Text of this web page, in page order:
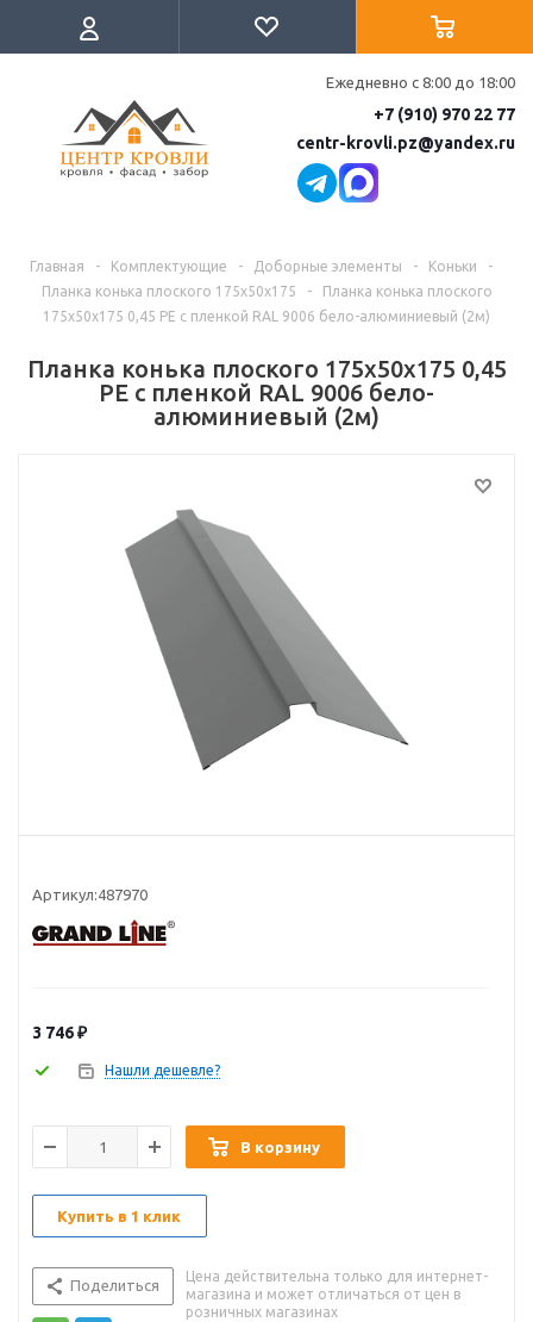
Ежедневно с 8:00 до 18:00
+7 (910) 970 22 77
centr-krovli.pz@yandex.ru
Главная - Комплектующие - Доборные элементы - Коньки
-
Планка конька плоского 175х50х175
-
Планка конька плоского
175х50х175 0,45 PE с пленкой RAL 9006 бело-алюминиевый (2м)
Планка конька плоского 175х50х175 0,45
PE с пленкой RAL 9006 бело-
алюминиевый (2м)
Артикул:487970
3 746₽
Нашли дешевле?
В корзину
Купить в 1 клик
Поделиться
Цена действительна только для интернет-
магазина и может отличаться от цен в
розничных магазинах